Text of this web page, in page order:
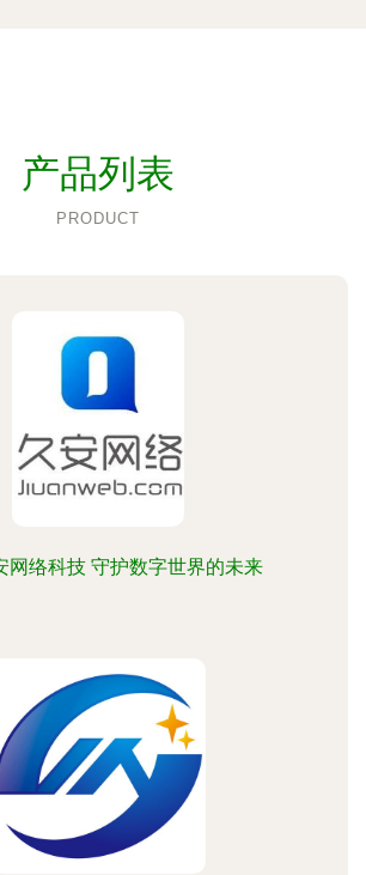
产品列表
PRODUCT
网络科技 守护数字世界的未来